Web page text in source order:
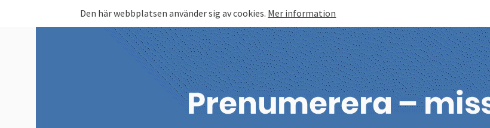
Den här webbplatsen använder sig av cookies. Mer information